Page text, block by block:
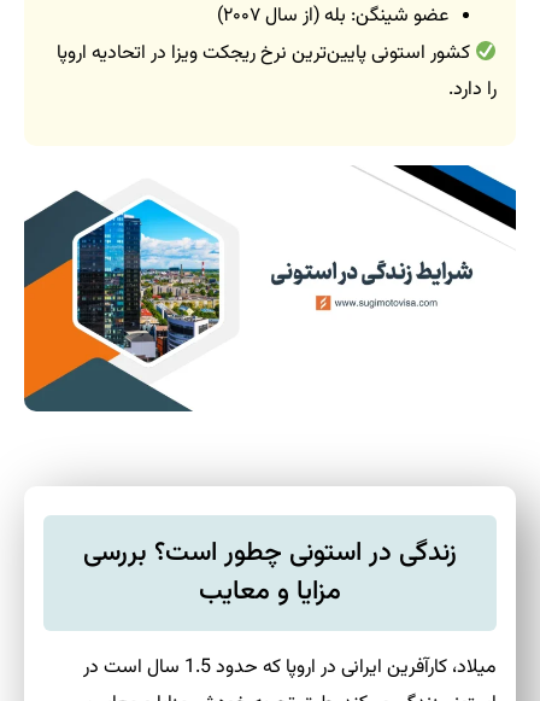
عضو شینگن: بله (از سال ۲۰۰۷)
کشور استونی پایین‌ترین نرخ ریجکت ویزا در اتحادیه اروپا
را دارد.
زندگی در استونی چطور است؟ بررسی
مزایا و معایب
میلاد، کارآفرین ایرانی در اروپا که حدود 1.5 سال است در